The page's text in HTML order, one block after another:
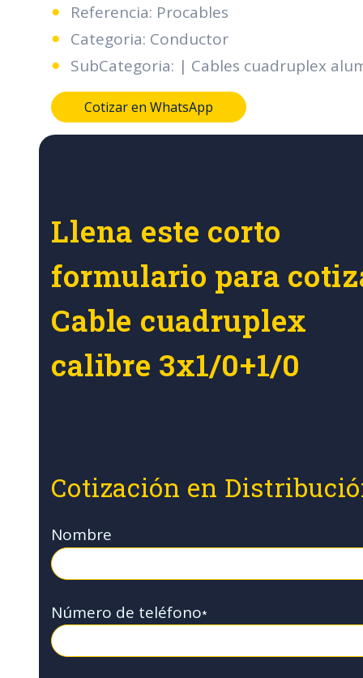
Referencia: Procables
Categoria: Conductor
SubCategoria: | Cables cuadruplex
Cotizar en WhatsApp
Llena este corto
formulario para
Cable cuadruplex
calibre 3x1/0+1/0
Cotización en
Nombre
Número de teléfono*